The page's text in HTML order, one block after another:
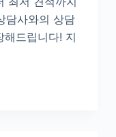
담사와의 상담
드립니다! 지